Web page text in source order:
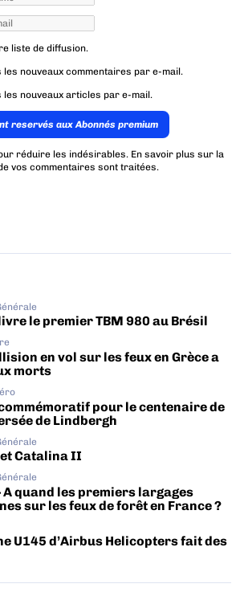
liste de diffusion.
les nouveaux commentaires par e-mail.
les nouveaux articles par e-mail.
reservés aux Abonnés premium
réduire les indésirables. En savoir plus sur la
vos commentaires sont traitées.
le premier TBM 980 au Brésil
en vol sur les feux en Grèce a
morts
pour le centenaire de
de Lindbergh
Catalina II
A quand les premiers largages
sur les feux de forêt en France ?
U145 d’Airbus Helicopters fait des